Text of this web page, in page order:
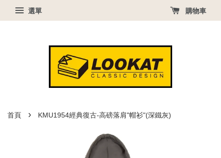
選單 購物車
首頁 › KMU1954經典復古-高磅落肩"帽衫"(深鐵灰)